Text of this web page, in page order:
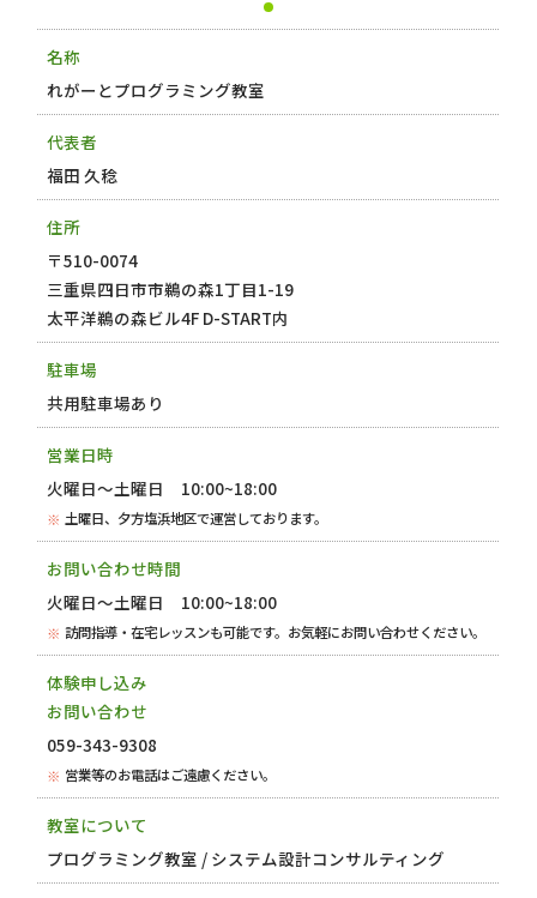
名称
れがーとプログラミング教室
代表者
福田 久稔
住所
〒510-0074
三重県四日市市鵜の森1丁目1-19
太平洋鵜の森ビル4F D-START内
駐車場
共用駐車場あり
営業日時
火曜日～土曜日 10:00~18:00
土曜日、夕方塩浜地区で運営しております。
お問い合わせ時間
火曜日～土曜日 10:00~18:00
訪問指導・在宅レッスンも可能です。お気軽にお問い合わせください。
体験申し込み
お問い合わせ
059-343-9308
営業等のお電話はご遠慮ください。
教室について
プログラミング教室 / システム設計コンサルティング